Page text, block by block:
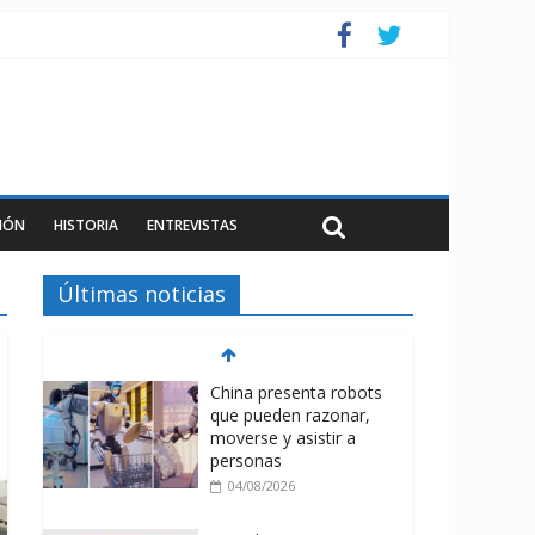
HISTORIA ENTREVISTAS
Últimas noticias
China presenta robots
que pueden razonar,
moverse y asistir a
personas
04/08/2026